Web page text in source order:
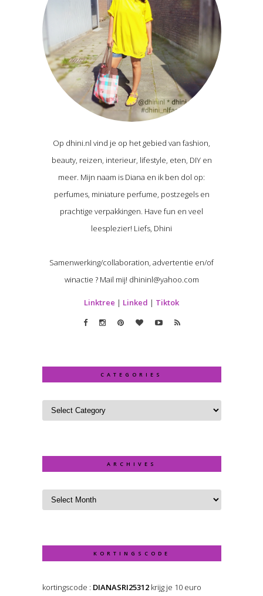
Op dhini.nl vind je op het gebied van fashion,
beauty, reizen, interieur, lifestyle, eten, DIY en
meer. Mijn naam is Diana en ik ben dol op:
perfumes, miniature perfume, postzegels en
prachtige verpakkingen. Have fun en veel
leesplezier! Liefs, Dhini
Samenwerking/collaboration, advertentie en/of
winactie ? Mail mij! dhininl@yahoo.com
Linktree | Linked | Tiktok
CATEGORIES
ARCHIVES
KORTINGSCODE
kortingscode : DIANASRI25312krijg je 10 euro